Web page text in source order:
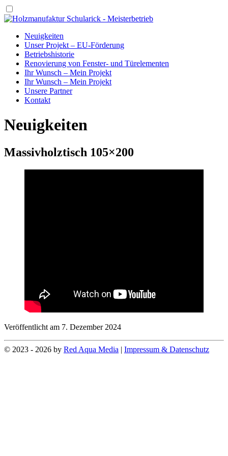
Neuigkeiten
Unser Projekt – EU-Förderung
Betriebshistorie
Renovierung von Fenster- und Türelementen
Ihr Wunsch – Mein Projekt
Ihr Wunsch – Mein Projekt
Unsere Partner
Kontakt
Neuigkeiten
Massivholztisch 105×200
Veröffentlicht am 7. Dezember 2024
© 2023 - 2026 by Red Aqua Media | Impressum & Datenschutz